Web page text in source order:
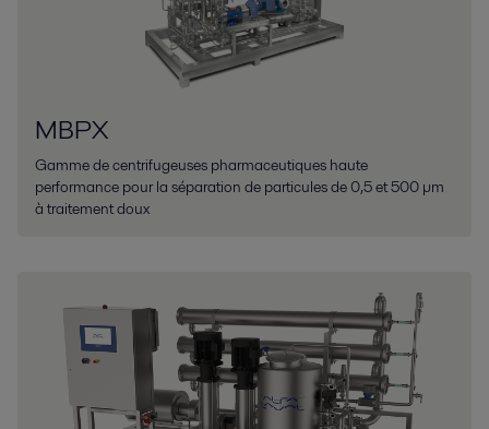
MBPX
Gamme de centrifugeuses pharmaceutiques haute
performance pour la séparation de particules de 0,5 et 500 µm
à traitement doux